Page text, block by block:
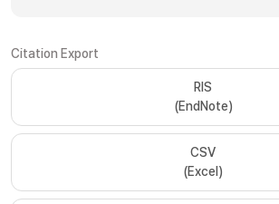
Citation Export
RIS
(EndNote)
CSV
(Excel)